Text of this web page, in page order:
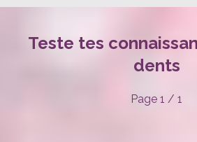
Teste tes
dents
Page 1 / 1